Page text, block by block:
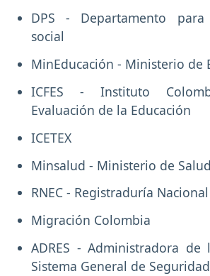
DPS - Departamento
social
MinEducación - Ministerio de
ICFES - Instituto
Evaluación de la Educación
ICETEX
Minsalud - Ministerio de Salud
RNEC - Registraduría
Migración Colombia
ADRES - Administradora de
Sistema General de